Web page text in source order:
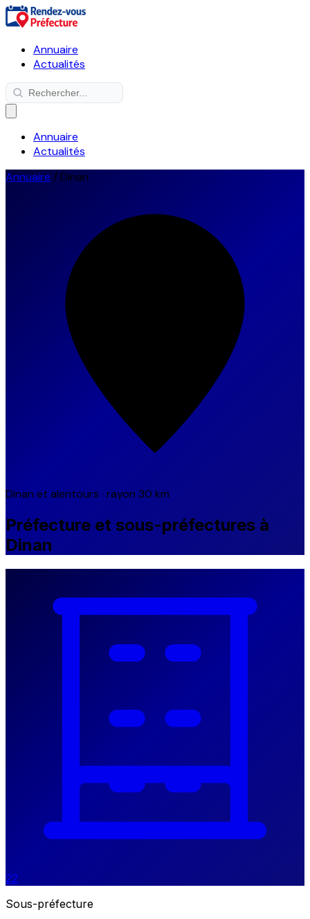
Annuaire
Actualités
Annuaire
Actualités
Annuaire / Dinan
Dinan et alentours · rayon 30 km
Préfecture et sous-préfectures à
Dinan
22
Sous-préfecture